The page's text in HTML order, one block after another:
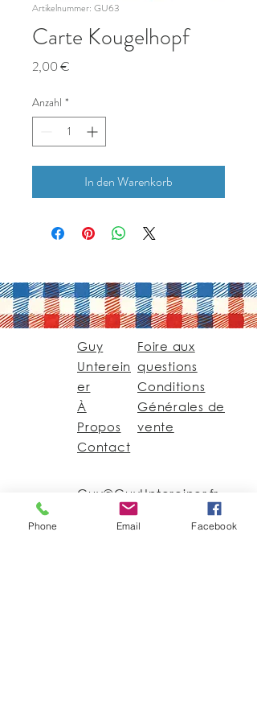
Artikelnummer: GU63
Carte Kougelhopf
2,00 €
Anzahl *
In den Warenkorb
Guy
Unterein
er
À
Propos
Contact
Foire aux
questions
Conditions
Générales de
vente
Guy@GuyUntereiner.fr
8 rue du Général
Leclerc
Phone Email Facebook